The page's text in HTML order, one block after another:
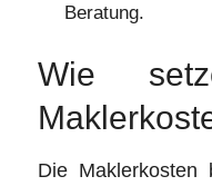
Beratung.
Wie
Die